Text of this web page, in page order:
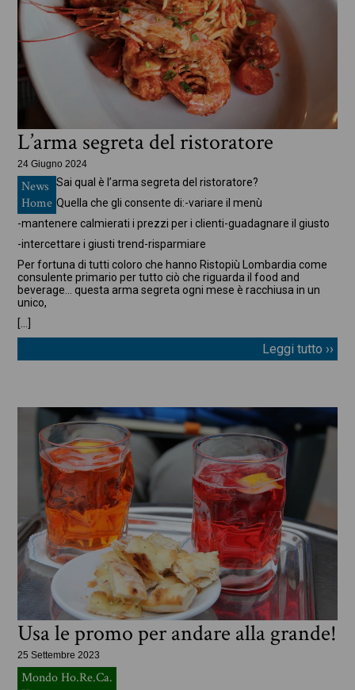
L’arma segreta del ristoratore
24 Giugno 2024
News
Home
Sai qual è l’arma segreta del ristoratore?
Quella che gli consente di:-variare il menù
-mantenere calmierati i prezzi per i clienti-guadagnare il giusto
-intercettare i giusti trend-risparmiare
Per fortuna di tutti coloro che hanno Ristopiù Lombardia come
consulente primario per tutto ciò che riguarda il food and
beverage… questa arma segreta ogni mese è racchiusa in un
unico,
Leggi tutto ››
Usa le promo per andare alla grande!
25 Settembre 2023
Mondo Ho.Re.Ca.